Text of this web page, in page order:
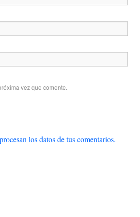
vez que comente.
los datos de tus comentarios.